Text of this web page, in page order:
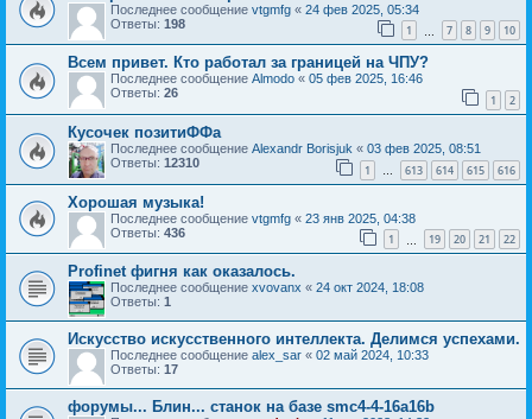
Последнее сообщение vtgmfg « 24 фев 2025, 05:34
Ответы: 198 1 7 8 9 10
Всем привет. Кто работал за границей на ЧПУ?
Последнее сообщение Almodo « 05 фев 2025, 16:46
Ответы: 26 1 2
Кусочек позитиФФа
Последнее сообщение Alexandr Borisjuk « 03 фев 2025, 08:51
Ответы: 12310 1 … 613 614 615 616
Хорошая музыка!
Последнее сообщение vtgmfg « 23 янв 2025, 04:38
Ответы: 436 1 19 20 21 22
Profinet фигня как оказалось.
Последнее сообщение xvovanx « 24 окт 2024, 18:08
Ответы: 1
Искусство искусственного интеллекта. Делимся успехами.
Последнее сообщение alex_sar « 02 май 2024, 10:33
Ответы: 17
форумы... Блин... станок на базе smc4-4-16a16b